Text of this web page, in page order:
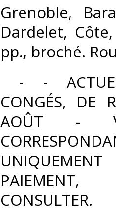
‎Grenoble,
Dardelet,
pp., broché.
- -
CONGÉS, DE
AOÛT -
CONSULTER.‎